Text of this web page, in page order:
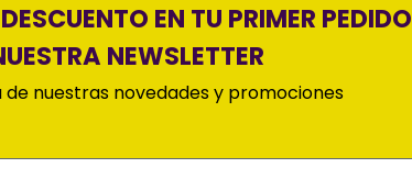
EN TU PRIMER PEDIDO
NEWSLETTER
nuestras novedades y promociones